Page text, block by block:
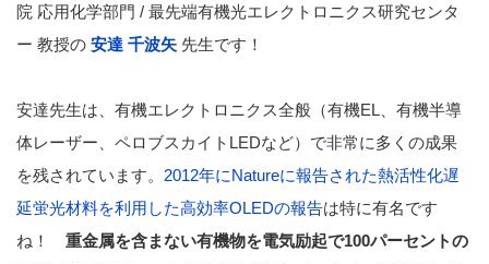
院 応用化学部門 / 最先端有機光エレクトロニクス研究センタ
ー 教授の 安達 千波矢 先生です！
安達先生は、有機エレクトロニクス全般（有機EL、有機半導
体レーザー、ペロブスカイトLEDなど）で非常に多くの成果
を残されています。 2012年にNatureに報告された熱活性化遅
延蛍光材料を利用した高効率OLEDの報告は特に有名です
ね！ 重金属を含まない有機物を電気励起で100パーセントの